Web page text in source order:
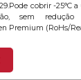
cobrir -25°C
sem
Premium (RoHs/